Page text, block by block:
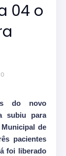
04 o
do novo
subiu para
de
pacientes
foi liberado